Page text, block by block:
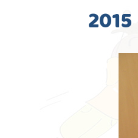
2015